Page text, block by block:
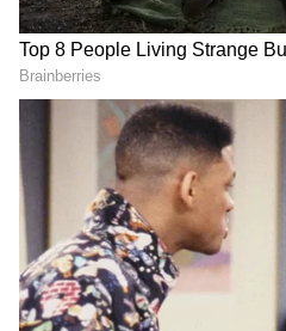
உணவை தவிர்த்தால்
என்று நினைத்து